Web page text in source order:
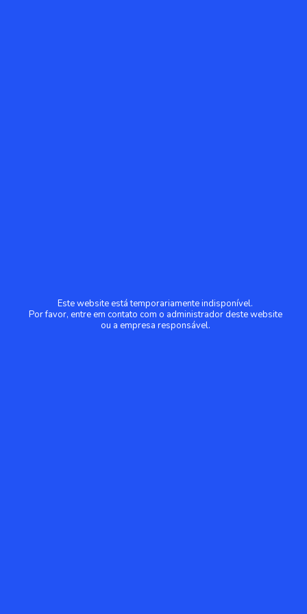
Este website está temporariamente indisponível.
Por favor, entre em contato com o administrador deste website
ou a empresa responsável.